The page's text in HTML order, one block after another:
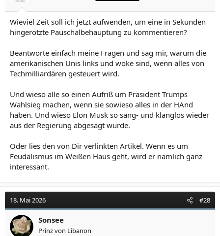
Wieviel Zeit soll ich jetzt aufwenden, um eine in Sekunden
hingerotzte Pauschalbehauptung zu kommentieren?
Beantworte einfach meine Fragen und sag mir, warum die
amerikanischen Unis links und woke sind, wenn alles von
Techmilliardären gesteuert wird.
Und wieso alle so einen Aufriß um Präsident Trumps
Wahlsieg machen, wenn sie sowieso alles in der HAnd
haben. Und wieso Elon Musk so sang- und klanglos wieder
aus der Regierung abgesägt wurde.
Oder lies den von Dir verlinkten Artikel. Wenn es um
Feudalismus im Weißen Haus geht, wird er nämlich ganz
interessant.
18. Mai 2026 #28
Sonsee
Prinz von Libanon